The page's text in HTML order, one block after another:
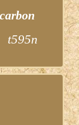
carbon
t595n